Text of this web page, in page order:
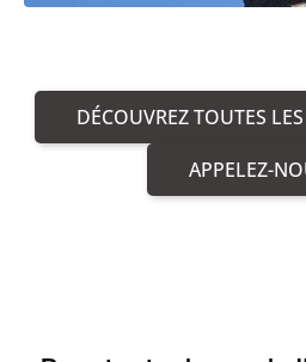
DÉCOUVREZ TOUTES
APPELEZ-